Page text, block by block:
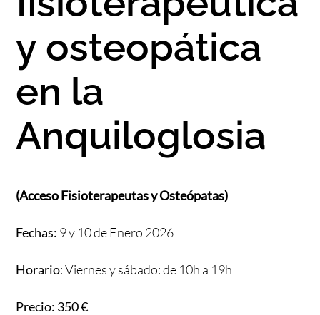
y osteopática
en la
Anquiloglosia
(Acceso Fisioterapeutas y Osteópatas)
Fechas: 9 y 10 de Enero 2026
Horario: Viernes y sábado: de 10h a 19h
Precio: 350 €